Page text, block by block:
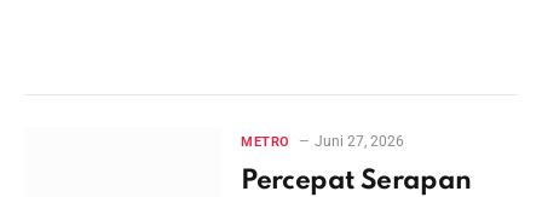
METRO Juni 27, 2026
Percepat Serapan